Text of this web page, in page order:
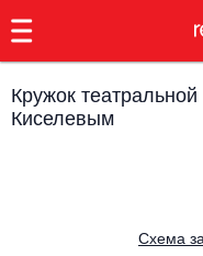
Выбрать
23:00
Заказать
обратный
Кружок
Киселевым
Cхема